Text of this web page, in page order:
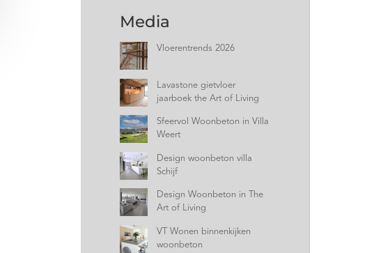
Media
Vloerentrends 2026
Lavastone gietvloer
jaarboek the Art of Living
Sfeervol Woonbeton in Villa
Weert
Design woonbeton villa
Schijf
Design Woonbeton in The
Art of Living
VT Wonen binnenkijken
woonbeton